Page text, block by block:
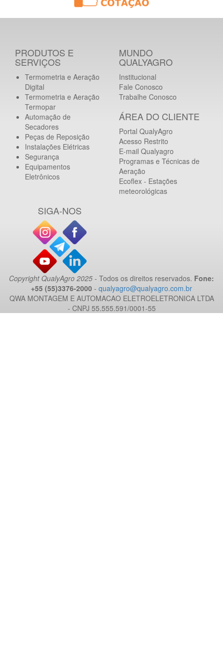
PRODUTOS E
SERVIÇOS
Termometria e Aeração
Digital
Termometria e Aeração
Termopar
Automação de
Secadores
Peças de Reposição
Instalações Elétricas
Segurança
Equipamentos
Eletrônicos
MUNDO
QUALYAGRO
Institucional
Fale Conosco
Trabalhe Conosco
ÁREA DO CLIENTE
Portal QualyAgro
Acesso Restrito
E-mail Qualyagro
Programas e Técnicas de
Aeração
Ecoflex - Estações
meteorológicas
SIGA-NOS
Copyright QualyAgro 2025 - Todos os direitos reservados. Fone:
+55 (55)3376-2000 - qualyagro@qualyagro.com.br
QWA MONTAGEM E AUTOMACAO ELETROELETRONICA LTDA
- CNPJ 55.555.591/0001-55